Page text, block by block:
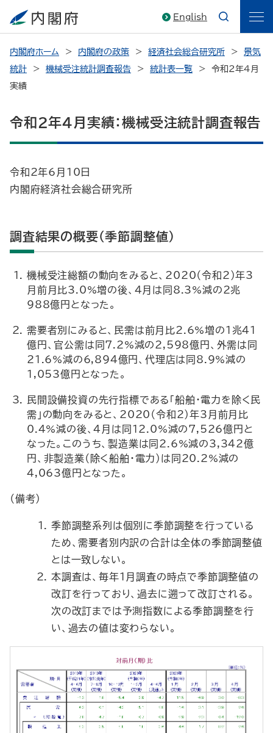
English
内閣府ホーム 内閣府の政策 経済社会総合研究所
景気
統計
機械受注統計調査報告 統計表一覧
令和2年4月
実績
令和2年4月実績：機械受注統計調査報告
令和2年6月10日
内閣府経済社会総合研究所
調査結果の概要（季節調整値）
機械受注総額の動向をみると、2020（令和2）年3
月前月比3.0%増の後、4月は同8.3%減の2兆
988億円となった。
需要者別にみると、民需は前月比2.6%増の1兆41
億円、官公需は同7.2%減の2,598億円、外需は同
21.6%減の6,894億円、代理店は同8.9%減の
1,053億円となった。
民間設備投資の先行指標である「船舶・電力を除く民
需」の動向をみると、2020（令和2）年3月前月比
0.4%減の後、4月は同12.0%減の7,526億円と
なった。このうち、製造業は同2.6%減の3,342億
円、非製造業（除く船舶・電力）は同20.2%減の
4,063億円となった。
（備考）
季節調整系列は個別に季節調整を行っている
ため、需要者別内訳の合計は全体の季節調整値
とは一致しない。
本調査は、毎年1月調査の時点で季節調整値の
改訂を行っており、過去に遡って改訂される。
次の改訂までは予測指数による季節調整を行
い、過去の値は変わらない。